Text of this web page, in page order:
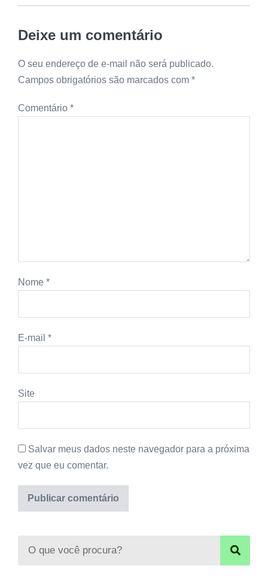
Deixe um comentário
O seu endereço de e-mail não será publicado.
Campos obrigatórios são marcados com *
Comentário *
Nome *
E-mail *
Site
Salvar meus dados neste navegador para a próxima
vez que eu comentar.